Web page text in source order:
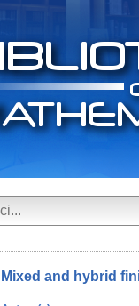
Mixed and hybrid